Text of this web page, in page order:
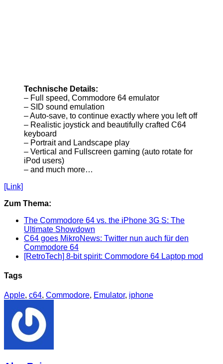
Technische Details:
– Full speed, Commodore 64 emulator
– SID sound emulation
– Auto-save, to continue exactly where you left off
– Realistic joystick and beautifully crafted C64
keyboard
– Portrait and Landscape play
– Vertical and Fullscreen gaming (auto rotate for
iPod users)
– and much more…
[Link]
Zum Thema:
The Commodore 64 vs. the iPhone 3G S: The
Ultimate Showdown
C64 goes MikroNews: Twitter nun auch für den
Commodore 64
[RetroTech] 8-bit spirit: Commodore 64 Laptop mod
Tags
Apple, c64, Commodore, Emulator, iphone